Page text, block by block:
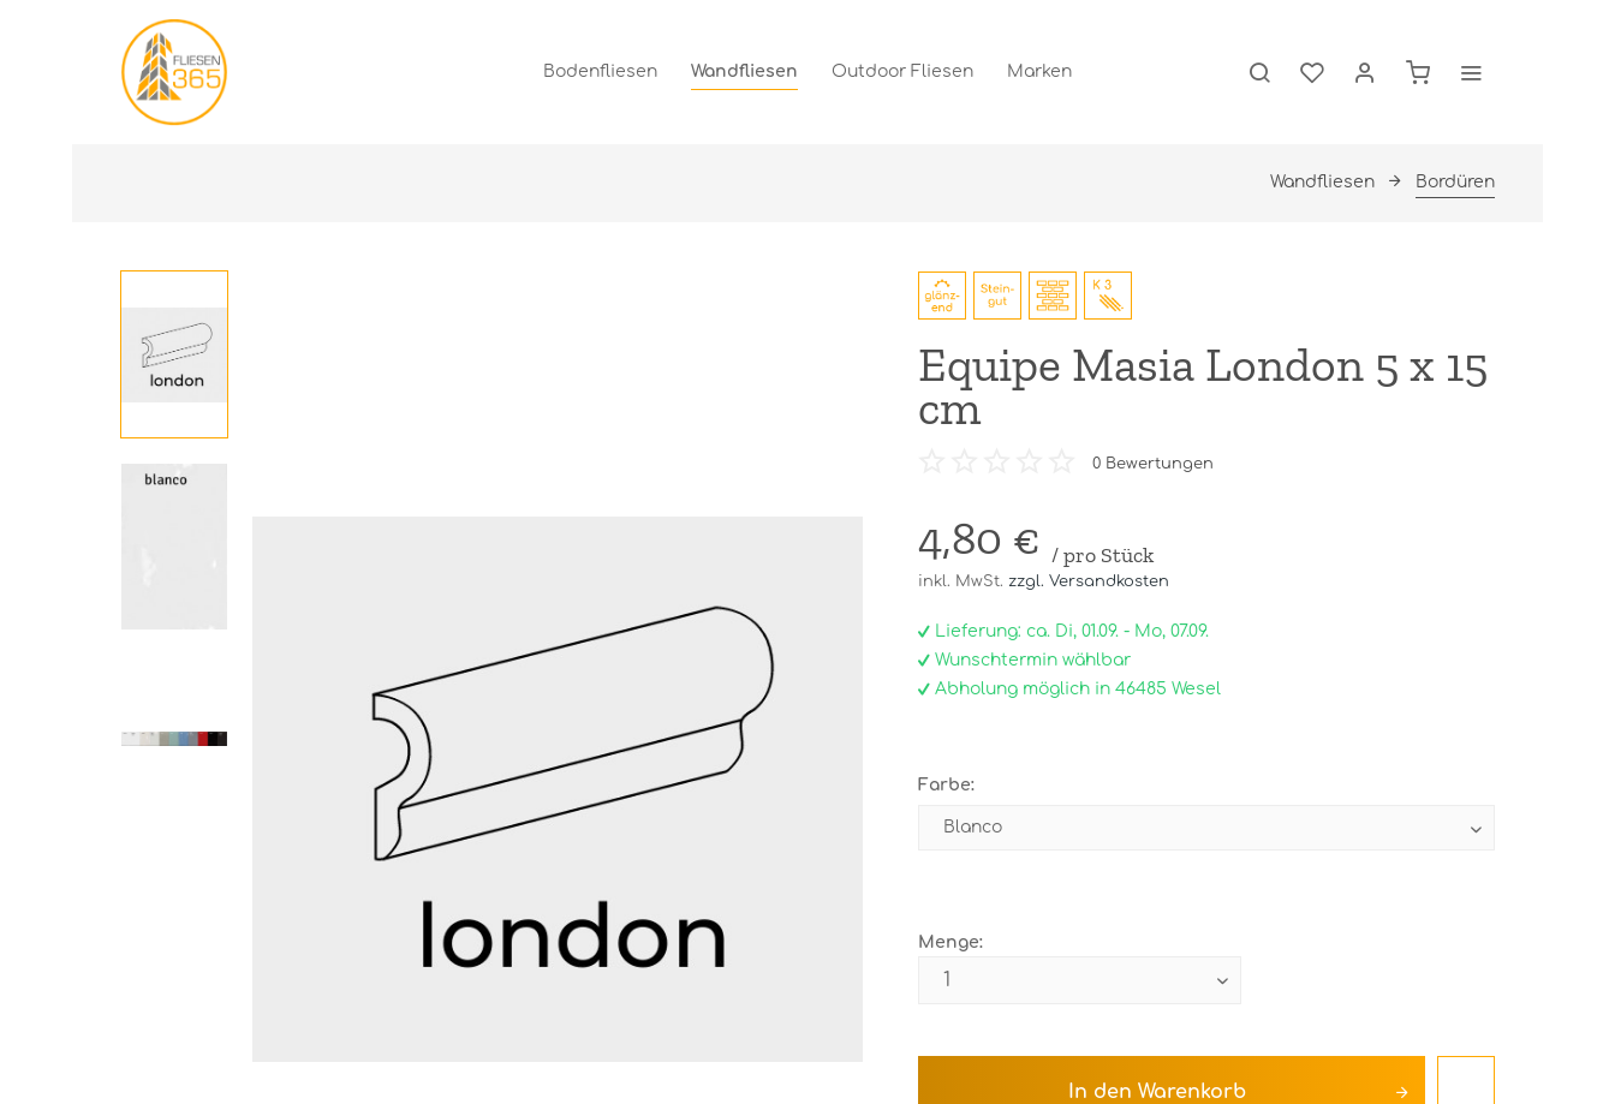
Bodenfliesen Wandfliesen Outdoor Fliesen Marken
Wandfliesen Bordüren
Equipe Masia London 5 x 15
cm
0Bewertungen
4,80 € / pro Stück
inkl. MwSt. zzgl. Versandkosten
Lieferung: ca. Di, 01.09. - Mo, 07.09.
Wunschtermin wählbar
Abholung möglich in 46485 Wesel
Farbe:
Menge:
In den Warenkorb